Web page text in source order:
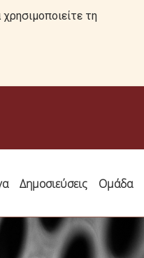
τη
Δημοσιεύσεις Ομάδα